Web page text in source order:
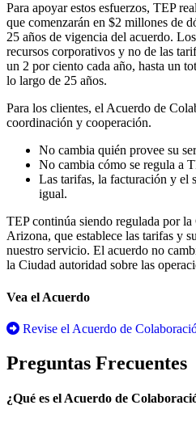
Para apoyar estos esfuerzos, TEP
que comenzarán en $2 millones de
25 años de vigencia del acuerdo.
recursos corporativos y no de las
un 2 por ciento cada año, hasta un
lo largo de 25 años.
Para los clientes, el Acuerdo de
coordinación y cooperación.
No cambia quién provee su
No cambia cómo se regula a
Las tarifas, la facturación y el
igual.
TEP continúa siendo regulada por
Arizona, que establece las tarifas y
nuestro servicio. El acuerdo no
la Ciudad autoridad sobre las
Vea el Acuerdo
Revise el Acuerdo de
Preguntas Frecuentes
¿Qué es el Acuerdo de